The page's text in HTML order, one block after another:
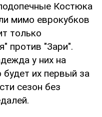
Костюка
мимо еврокубков
только
против "Зари".
у них на
их первый за
сезон без